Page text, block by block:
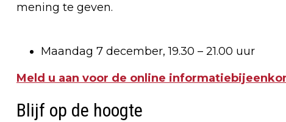
mening te geven.
Maandag 7 december, 19.30 – 21.00 uur
Meld u aan voor de online
Blijf op de hoogte